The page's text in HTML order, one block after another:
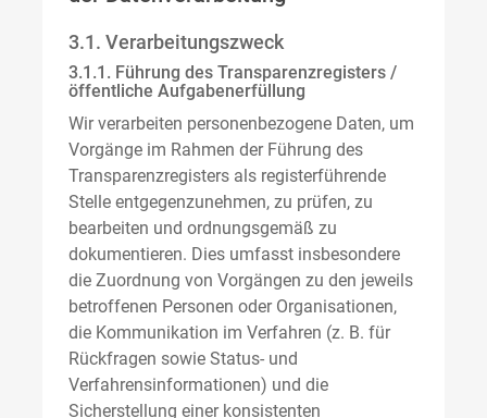
3.1. Verarbeitungszweck
3.1.1. Führung des Transparenzregisters /
öffentliche Aufgabenerfüllung
Wir verarbeiten personenbezogene Daten, um
Vorgänge im Rahmen der Führung des
Transparenzregisters als registerführende
Stelle entgegenzunehmen, zu prüfen, zu
bearbeiten und ordnungsgemäß zu
dokumentieren. Dies umfasst insbesondere
die Zuordnung von Vorgängen zu den jeweils
betroffenen Personen oder Organisationen,
die Kommunikation im Verfahren (z. B. für
Rückfragen sowie Status- und
Verfahrensinformationen) und die
Sicherstellung einer konsistenten